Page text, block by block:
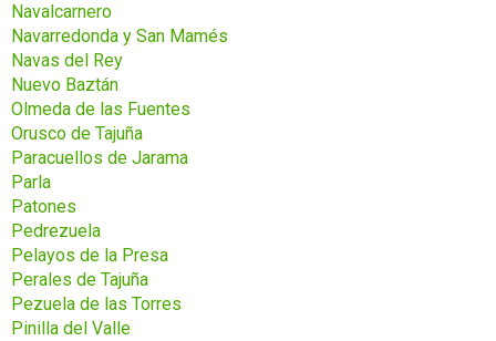
Navalcarnero
Navarredonda y San Mamés
Navas del Rey
Nuevo Baztán
Olmeda de las Fuentes
Orusco de Tajuña
Paracuellos de Jarama
Parla
Patones
Pedrezuela
Pelayos de la Presa
Perales de Tajuña
Pezuela de las Torres
Pinilla del Valle